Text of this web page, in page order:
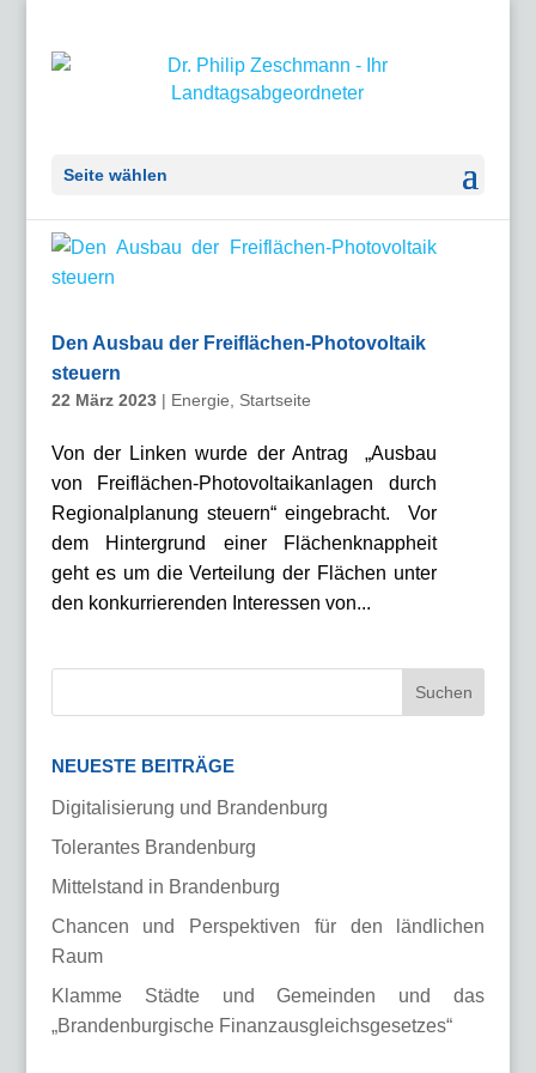
Seite wählen
Den Ausbau der Freiflächen-Photovoltaik
steuern
22 März 2023| Energie Startseite
Von der Linken wurde der Antrag „Ausbau
von Freiflächen-Photovoltaikanlagen durch
Regionalplanung steuern“ eingebracht. Vor
dem Hintergrund einer Flächenknappheit
geht es um die Verteilung der Flächen unter
den konkurrierenden Interessen von...
NEUESTE BEITRÄGE
Digitalisierung und Brandenburg
Tolerantes Brandenburg
Mittelstand in Brandenburg
Chancen und Perspektiven für den ländlichen
Raum
Klamme Städte und Gemeinden und das
„Brandenburgische Finanzausgleichsgesetzes“